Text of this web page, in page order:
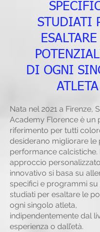
STUDIATI
DI OGNI
ATLETA
Nata nel 2021 a Firenze,
Academy Florence è un
riferimento per tutti
desiderano migliorare le
performance calcistiche.
approccio
innovativo si basa su
specifici e programmi su
studiati per esaltare le
ogni singolo atleta,
indipendentemente dal
esperienza o dall’età.